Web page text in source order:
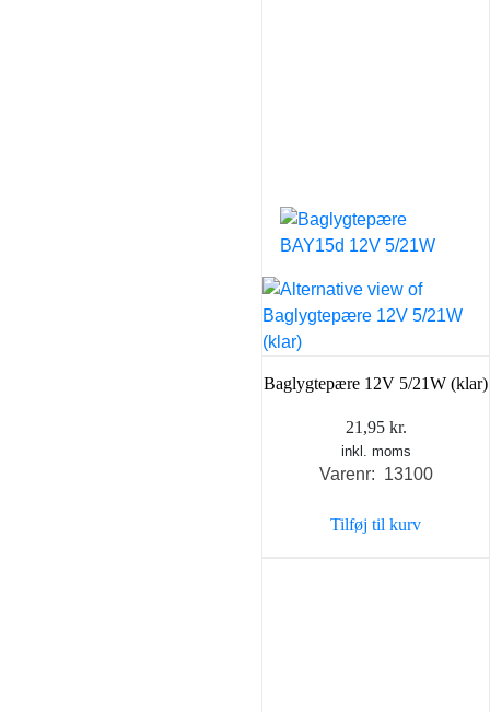
Baglygtepære 12V 5/21W (klar)
21,95 kr.
inkl. moms
Varenr: 13100
Tilføj til kurv